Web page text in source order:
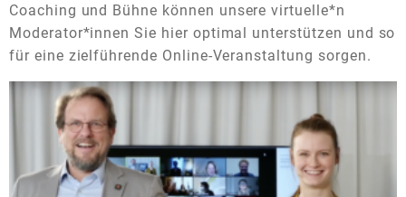
Coaching und Bühne können unsere virtuelle*n
Moderator*innen Sie hier optimal unterstützen und so
für eine zielführende Online-Veranstaltung sorgen.